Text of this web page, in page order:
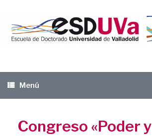
contenido
Menú
Congreso «Poder y